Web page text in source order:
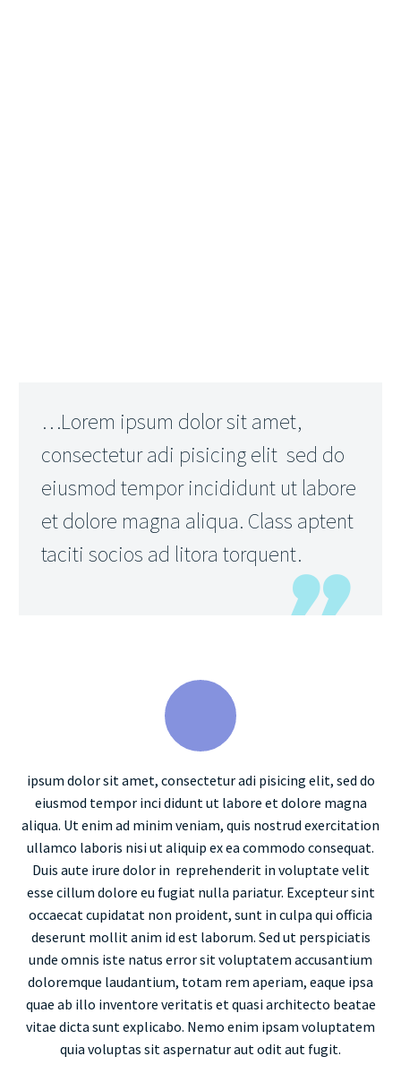
…Lorem ipsum dolor sit amet,
consectetur adi pisicing elit sed do
eiusmod tempor incididunt ut labore
et dolore magna aliqua. Class aptent
taciti socios ad litora torquent.
ipsum dolor sit amet, consectetur adi pisicing elit, sed do
eiusmod tempor inci didunt ut labore et dolore magna
aliqua. Ut enim ad minim veniam, quis nostrud exercitation
ullamco laboris nisi ut aliquip ex ea commodo consequat.
Duis aute irure dolor in reprehenderit in voluptate velit
esse cillum dolore eu fugiat nulla pariatur. Excepteur sint
occaecat cupidatat non proident, sunt in culpa qui officia
deserunt mollit anim id est laborum. Sed ut perspiciatis
unde omnis iste natus error sit voluptatem accusantium
doloremque laudantium, totam rem aperiam, eaque ipsa
quae ab illo inventore veritatis et quasi architecto beatae
vitae dicta sunt explicabo. Nemo enim ipsam voluptatem
quia voluptas sit aspernatur aut odit aut fugit.